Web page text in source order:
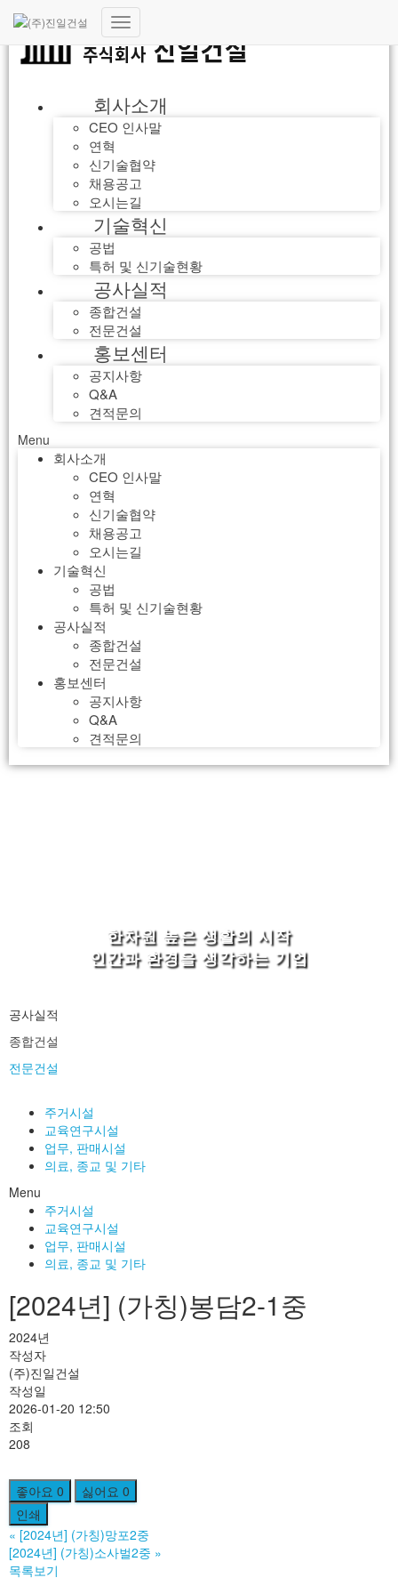
내
비
션
토
회사소개
CEO 인사말
연혁
신기술협약
채용공고
오시는길
기술혁신
공법
특허 및 신기술현황
공사실적
종합건설
전문건설
홍보센터
공지사항
Q&A
견적문의
Menu
회사소개
CEO 인사말
연혁
신기술협약
채용공고
오시는길
기술혁신
공법
특허 및 신기술현황
공사실적
종합건설
전문건설
홍보센터
공지사항
Q&A
견적문의
한차원 높은 생활의 시작
인간과 환경을 생각하는 기업
공사실적
종합건설
전문건설
주거시설
교육연구시설
업무, 판매시설
의료, 종교 및 기타
Menu
주거시설
교육연구시설
업무, 판매시설
의료, 종교 및 기타
[2024년] (가칭)봉담2-1중
2024년
작성자
(주)진일건설
작성일
2026-01-20 12:50
조회
208
좋아요 0 싫어요 0
인쇄
« [2024년] (가칭)망포2중
[2024년] (가칭)소사벌2중 »
목록보기